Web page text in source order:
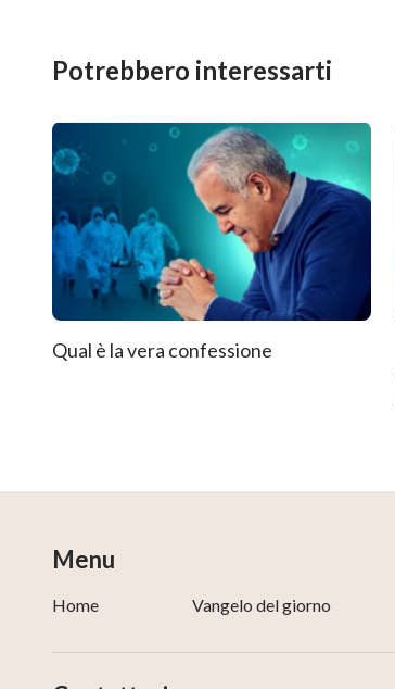
Potrebbero interessarti
Qual è la vera confessione
Menu
Home Vangelo del giorno